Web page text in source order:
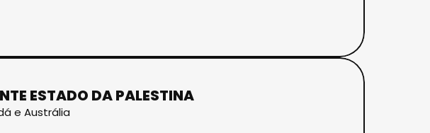
ESTADO DA PALESTINA
e Austrália